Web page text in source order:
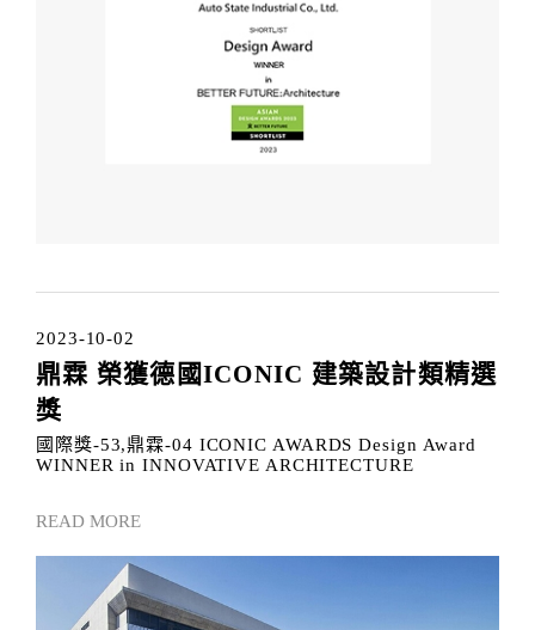
2023-10-02
鼎霖 榮獲德國ICONIC 建築設計類精選
獎
國際獎-53,鼎霖-04 ICONIC AWARDS Design Award
WINNER in INNOVATIVE ARCHITECTURE
READ MORE